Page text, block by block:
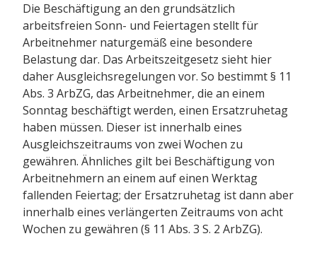
Die Beschäftigung an den grundsätzlich
arbeitsfreien Sonn- und Feiertagen stellt für
Arbeitnehmer naturgemäß eine besondere
Belastung dar. Das Arbeitszeitgesetz sieht hier
daher Ausgleichsregelungen vor. So bestimmt § 11
Abs. 3 ArbZG, das Arbeitnehmer, die an einem
Sonntag beschäftigt werden, einen Ersatzruhetag
haben müssen. Dieser ist innerhalb eines
Ausgleichszeitraums von zwei Wochen zu
gewähren. Ähnliches gilt bei Beschäftigung von
Arbeitnehmern an einem auf einen Werktag
fallenden Feiertag; der Ersatzruhetag ist dann aber
innerhalb eines verlängerten Zeitraums von acht
Wochen zu gewähren (§ 11 Abs. 3 S. 2 ArbZG).